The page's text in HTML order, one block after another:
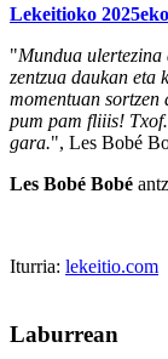
Lekeitioko
"Mundua ulertezina
zentzua daukan eta
momentuan
pum pam fliiis!
gara.", Les Bobé
Les Bobé Bobé
Iturria: lekeitio.com
Laburrean